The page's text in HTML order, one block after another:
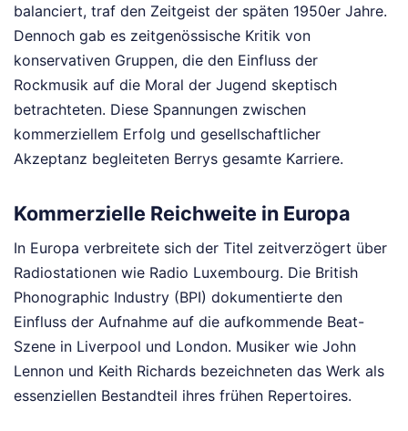
balanciert, traf den Zeitgeist der späten 1950er Jahre.
Dennoch gab es zeitgenössische Kritik von
konservativen Gruppen, die den Einfluss der
Rockmusik auf die Moral der Jugend skeptisch
betrachteten. Diese Spannungen zwischen
kommerziellem Erfolg und gesellschaftlicher
Akzeptanz begleiteten Berrys gesamte Karriere.
Kommerzielle Reichweite in Europa
In Europa verbreitete sich der Titel zeitverzögert über
Radiostationen wie Radio Luxembourg. Die British
Phonographic Industry (BPI) dokumentierte den
Einfluss der Aufnahme auf die aufkommende Beat-
Szene in Liverpool und London. Musiker wie John
Lennon und Keith Richards bezeichneten das Werk als
essenziellen Bestandteil ihres frühen Repertoires.